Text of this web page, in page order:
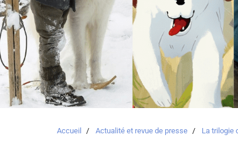
Accueil Actualité et revue de presse La trilogie